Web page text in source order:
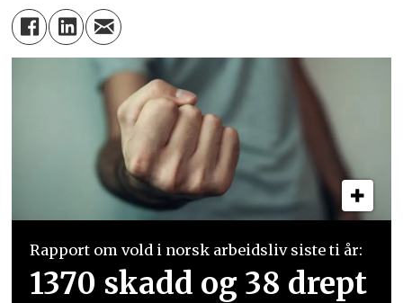
Rapport om vold i norsk arbeidsliv siste ti år:
1370 skadd og 38 drept